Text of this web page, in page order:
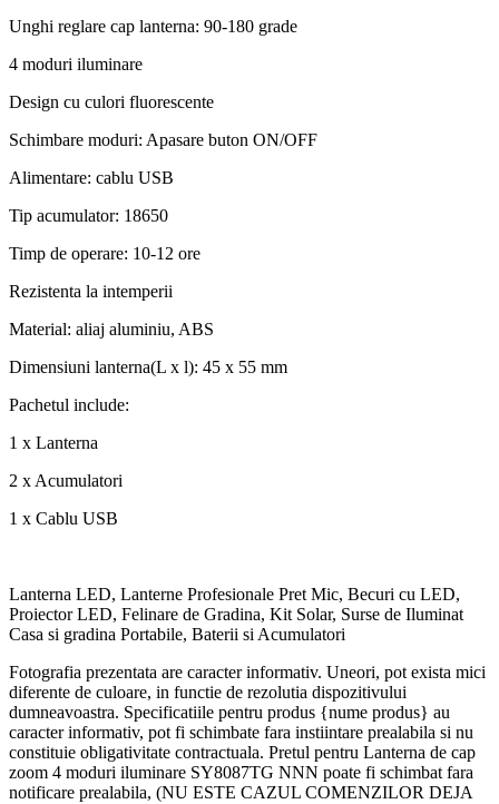
Unghi reglare cap lanterna: 90-180 grade
4 moduri iluminare
Design cu culori fluorescente
Schimbare moduri: Apasare buton ON/OFF
Alimentare: cablu USB
Tip acumulator: 18650
Timp de operare: 10-12 ore
Rezistenta la intemperii
Material: aliaj aluminiu, ABS
Dimensiuni lanterna(L x l): 45 x 55 mm
Pachetul include:
1 x Lanterna
2 x Acumulatori
1 x Cablu USB
Lanterna LED, Lanterne Profesionale Pret Mic, Becuri cu LED,
Proiector LED, Felinare de Gradina, Kit Solar, Surse de Iluminat
Casa si gradina Portabile, Baterii si Acumulatori
Fotografia prezentata are caracter informativ. Uneori, pot exista mici
diferente de culoare, in functie de rezolutia dispozitivului
dumneavoastra. Specificatiile pentru produs {nume produs} au
caracter informativ, pot fi schimbate fara instiintare prealabila si nu
constituie obligativitate contractuala. Pretul pentru Lanterna de cap
zoom 4 moduri iluminare SY8087TG NNN poate fi schimbat fara
notificare prealabila, (NU ESTE CAZUL COMENZILOR DEJA